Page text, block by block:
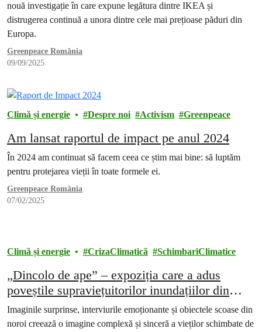
nouă investigație în care expune legătura dintre IKEA și
distrugerea continuă a unora dintre cele mai prețioase păduri din
Europa.
Greenpeace România
09/09/2025
Climă și energie Despre noi Activism Greenpeace
Am lansat raportul de impact pe anul 2024
În 2024 am continuat să facem ceea ce știm mai bine: să luptăm
pentru protejarea vieții în toate formele ei.
Greenpeace România
07/02/2025
Climă și energie CrizaClimatică SchimbariClimatice
„Dincolo de ape” – expoziția care a adus
poveștile supraviețuitorilor inundațiilor din
județul Galați
Imaginile surprinse, interviurile emoționante și obiectele scoase din
noroi creează o imagine complexă și sinceră a vieților schimbate de